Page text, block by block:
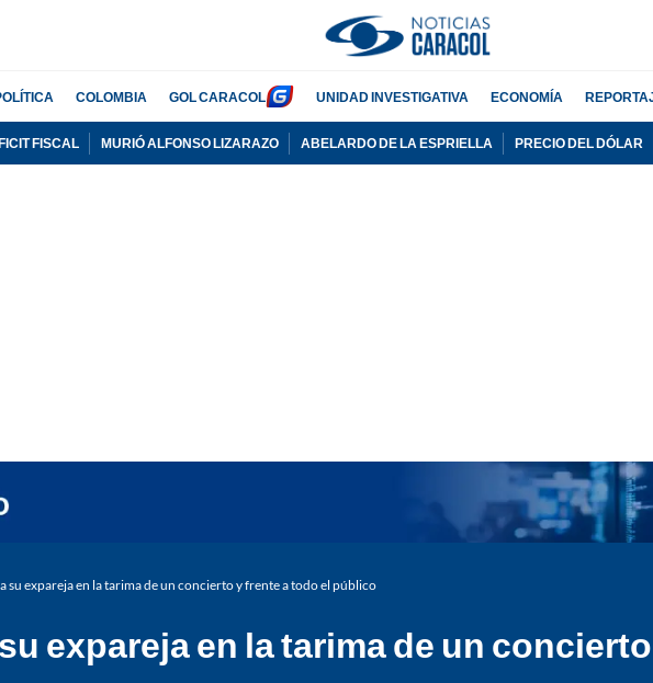
COLOMBIA GOL CARACOL UNIDAD INVESTIGATIVA ECONOMÍA
FISCAL MURIÓ ALFONSO LIZARAZO ABELARDO DE LA ESPRIELLA PRECIO DEL DÓLAR
su expareja en la tarima de un concierto y frente a todo el público
expareja en la tarima de un